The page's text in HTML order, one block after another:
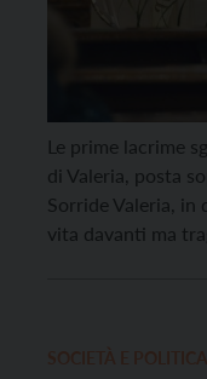
Le prime lacrime
di Valeria, posta
Sorride Valeria, in
vita davanti ma